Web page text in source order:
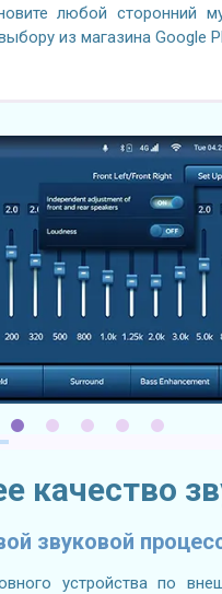
любой сторонний
из магазина Google
качество
звуковой
устройства по